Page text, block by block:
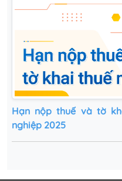
Hạn nộp thuế và tờ
nghiệp 2025